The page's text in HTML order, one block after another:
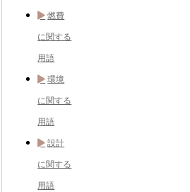
燃費
に関する
用語
環境
に関する
用語
設計
に関する
用語